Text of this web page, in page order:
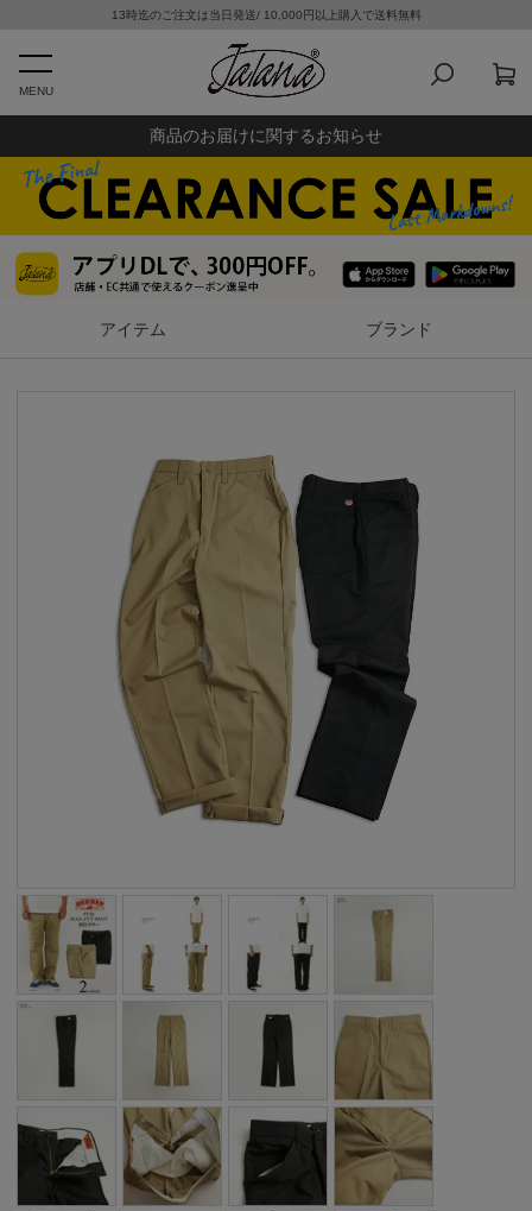
13時迄のご注文は当日発送/ 10,000円以上購入で送料無料
MENU
商品のお届けに関するお知らせ
アイテム ブランド